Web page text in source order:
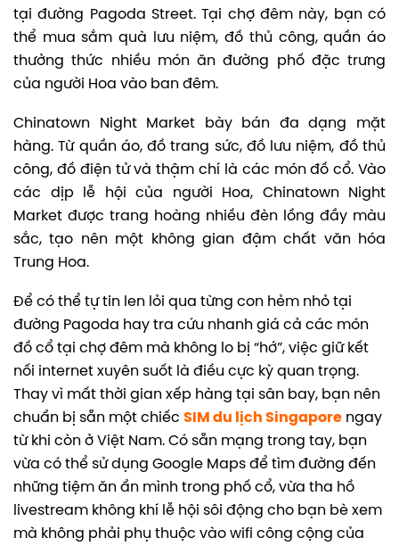
tại đường Pagoda Street. Tại chợ đêm này, bạn có
thể mua sắm quà lưu niệm, đồ thủ công, quần áo
thưởng thức nhiều món ăn đường phố đặc trưng
của người Hoa vào ban đêm.
Chinatown Night Market bày bán đa dạng mặt
hàng. Từ quần áo, đồ trang sức, đồ lưu niệm, đồ thủ
công, đồ điện tử và thậm chí là các món đồ cổ. Vào
các dịp lễ hội của người Hoa, Chinatown Night
Market được trang hoàng nhiều đèn lồng đầy màu
sắc, tạo nên một không gian đậm chất văn hóa
Trung Hoa.
Để có thể tự tin len lỏi qua từng con hẻm nhỏ tại
đường Pagoda hay tra cứu nhanh giá cả các món
đồ cổ tại chợ đêm mà không lo bị “hớ”, việc giữ kết
nối internet xuyên suốt là điều cực kỳ quan trọng.
Thay vì mất thời gian xếp hàng tại sân bay, bạn nên
chuẩn bị sẵn một chiếc SIM du lịch Singapore ngay
từ khi còn ở Việt Nam. Có sẵn mạng trong tay, bạn
vừa có thể sử dụng Google Maps để tìm đường đến
những tiệm ăn ẩn mình trong phố cổ, vừa tha hồ
livestream không khí lễ hội sôi động cho bạn bè xem
mà không phải phụ thuộc vào wifi công cộng của